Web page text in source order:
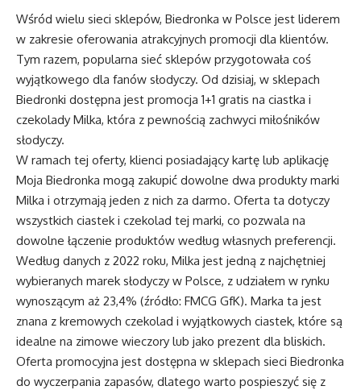
Wśród wielu sieci sklepów, Biedronka w Polsce jest liderem
w zakresie oferowania atrakcyjnych promocji dla klientów.
Tym razem, popularna sieć sklepów przygotowała coś
wyjątkowego dla fanów słodyczy. Od dzisiaj, w sklepach
Biedronki dostępna jest promocja 1+1 gratis na ciastka i
czekolady Milka, która z pewnością zachwyci miłośników
słodyczy.
W ramach tej oferty, klienci posiadający kartę lub aplikację
Moja Biedronka mogą zakupić dowolne dwa produkty marki
Milka i otrzymają jeden z nich za darmo. Oferta ta dotyczy
wszystkich ciastek i czekolad tej marki, co pozwala na
dowolne łączenie produktów według własnych preferencji.
Według danych z 2022 roku, Milka jest jedną z najchętniej
wybieranych marek słodyczy w Polsce, z udziałem w rynku
wynoszącym aż 23,4% (źródło: FMCG GfK). Marka ta jest
znana z kremowych czekolad i wyjątkowych ciastek, które są
idealne na zimowe wieczory lub jako prezent dla bliskich.
Oferta promocyjna jest dostępna w sklepach sieci Biedronka
do wyczerpania zapasów, dlatego warto pospieszyć się z